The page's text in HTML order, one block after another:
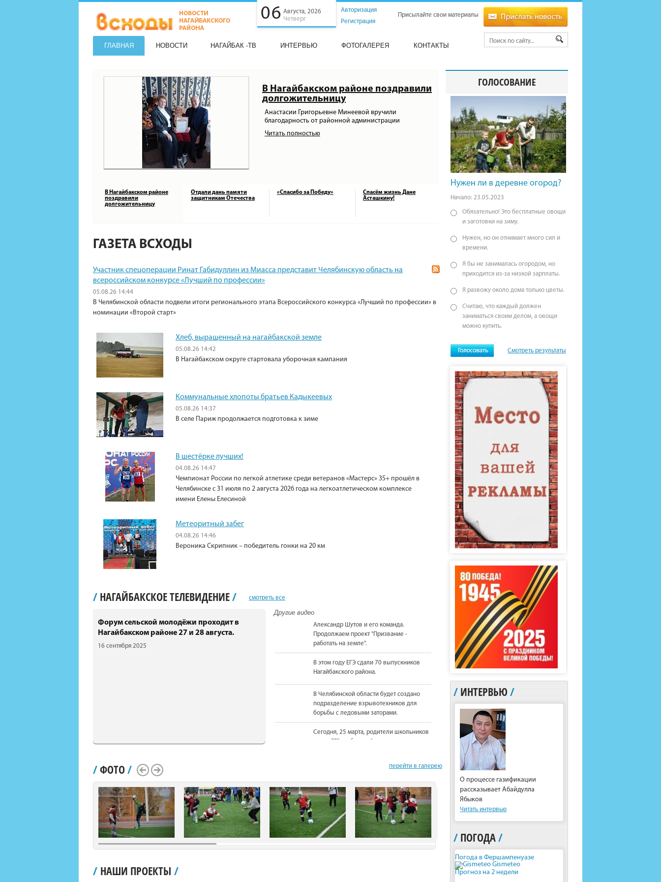
06 Августа, 2026
Четверг
Авторизация
Регистрация
Присылайте свои материалы
ГЛАВНАЯ НОВОСТИ НАГАЙБАК -ТВ ИНТЕРВЬЮ ФОТОГАЛЕРЕЯ КОНТАКТЫ
В Нагайбакском районе поздравили
долгожительницу
Анастасии Григорьевне Минеевой вручили
благодарность от районной администрации
Читать полностью
В Нагайбакском районе
поздравили
долгожительницу
Отдали дань памяти
защитникам Отечества
«Спасибо за Победу»
Спасём жизнь Дане
Асташкину!
ГАЗЕТА ВСХОДЫ
Участник спецоперации Ринат Габидуллин из Миасса представит Челябинскую область на
всероссийском конкурсе «Лучший по профессии»
05.08.26 14:44
В Челябинской области подвели итоги регионального этапа Всероссийского конкурса «Лучший по профессии» в
номинации «Второй старт»
Хлеб, выращенный на нагайбакской земле
05.08.26 14:42
В Нагайбакском округе стартовала уборочная кампания
Коммунальные хлопоты братьев Кадыкеевых
05.08.26 14:37
В селе Париж продолжается подготовка к зиме
В шестёрке лучших!
04.08.26 14:47
Чемпионат России по легкой атлетике среди ветеранов «Мастерс» 35+ прошёл в
Челябинске с 31 июля по 2 августа 2026 года на легкоатлетическом комплексе
имени Елены Елесиной
Метеоритный забег
04.08.26 14:46
Вероника Скрипник – победитель гонки на 20 км
/ НАГАЙБАКСКОЕ ТЕЛЕВИДЕНИЕ/ смотреть все
Форум сельской молодёжи проходит в
Нагайбакском районе 27 и 28 августа.
16 сентября 2025
Другие видео
Александр Шутов и его команда.
Продолжаем проект "Призвание -
работать на земле".
В этом году ЕГЭ сдали 70 выпускников
Нагайбакского района.
В Челябинской области будет создано
подразделение взрывотехников для
борьбы с ледовыми заторами.
Сегодня, 25 марта, родители школьников
сдали ЕГЭ по базовой математике.
На должность Уполномоченного по
вновь назначена Юлия Сударенко
Юные читатели приняли участие в
чемпионате по чтению вслух.
В Нагайбакском районе установлен
/ФОТО/ перейти в галерею
Scroll LeftScroll Right
/ НАШИ ПРОЕКТЫ /
ГОЛОСОВАНИЕ
Нужен ли в деревне огород?
Начало: 23.05.2023
Обязательно! Это бесплатные овощи
и заготовки на зиму.
Нужен, но он отнимает много сил и
времени.
Я бы не занималась огородом, но
приходится из-за низкой зарплаты.
Я развожу около дома только цветы.
Считаю, что каждый должен
заниматься своим делом, а овощи
можно купить.
Смотреть результаты
/ ИНТЕРВЬЮ /
О процессе газификации
рассказывает Абайдулла
Ябыков
Читать интервью
/ ПОГОДА/
Погода в Фершампенуазе
Gismeteo
Прогноз на 2 недели